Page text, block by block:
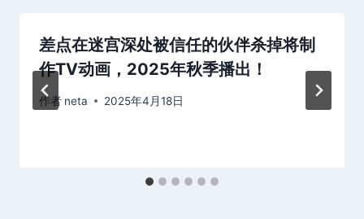
差点在迷宫深处被信任的伙伴杀掉将制
作TV动画，2025年秋季播出！
作者 neta 2025年4月18日